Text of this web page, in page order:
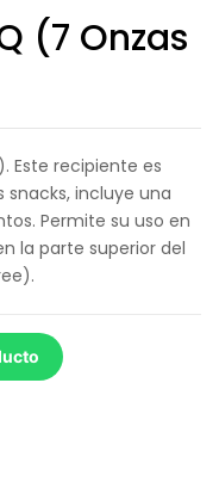
(7 Onzas
Este recipiente es
incluye una
Permite su uso en
la parte superior del